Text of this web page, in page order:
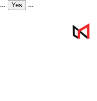
... Yes ...